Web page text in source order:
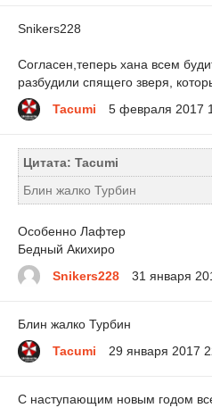
Snikers228
Согласен,теперь хана всем
разбудили спящего зверя,
Tacumi
5 февраля 2017
Цитата: Tacumi
Блин жалко Турбин
Особенно Лафтер
Бедный Акихиро
Snikers228
31 января
Блин жалко Турбин
Tacumi
29 января 2017
С наступающим новым годом